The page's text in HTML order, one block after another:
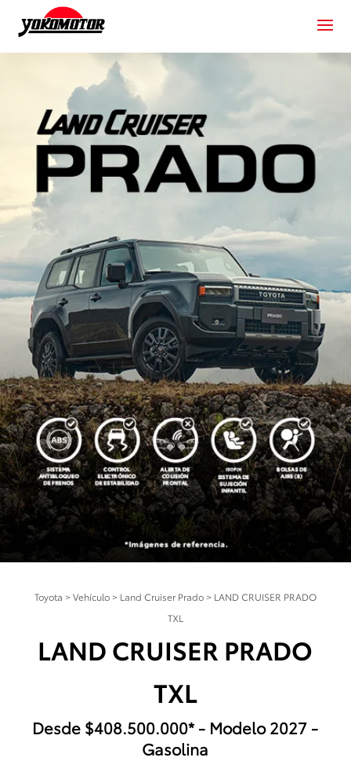
Toyota > Vehículo> Land Cruiser Prado> LAND CRUISER PRADO
TXL
LAND CRUISER PRADO
TXL
Desde $408.500.000* - Modelo 2027 -
Gasolina